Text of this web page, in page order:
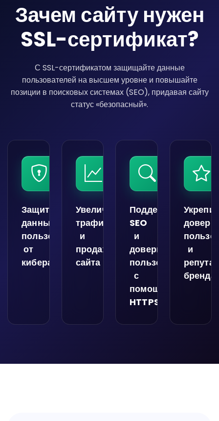
Зачем сайту нужен
SSL-сертификат?
С SSL-сертификатом защищайте данные
пользователей на высшем уровне и повышайте
позиции в поисковых системах (SEO), придавая сайту
статус «безопасный».
Защитите
данные
пользователей
от
кибератак
Увеличьте
трафик
и
продажи
сайта
Поддержите
SEO
и
доверие
пользователей
с
помощью
HTTPS
и
бренда